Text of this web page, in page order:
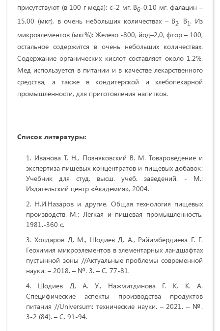
присутствуют (в 100 г меда): с–2 мг, В6–0,10 мг, фалацин –
15,00 (мкг), в очень небольших количествах – В2, В1. Из
микроэлементов (мкг%): Железо -800, йод–2,0, фтор – 100,
остальное содержится в очень небольших количествах.
Содержание органических кислот составляет около 1,2%.
Мед используется в питании и в качестве лекарственного
средства, а также в кондитерской и хлебопекарной
промышленности, для приготовления напитков.
Cписок литературы:
Иванова Т. Н., Позняковский В. М. Товароведение и
экспертиза пищевых концентратов и пищевых добавок:
Учебник для студ. высш. учеб. заведений. - М.:
Издательский центр «Академия», 2004.
Н.И.Назаров и другие. Общая технология пищевых
производств.-М.: Легкая и пищевая промышленность,
1981.-360 с.
Холдаров Д. М., Шодиев Д. А., Райимбердиева Г. Г.
Геохимия микроэлементов в элементарных ландшафтах
пустынной зоны //Актуальные проблемы современной
науки. – 2018. – №. 3. – С. 77-81.
Шодиев Д. А. У., Нажмитдинова Г. К. К. А.
Специфические аспекты производства продуктов
питания //Universum: технические науки. – 2021. – №.
3-2 (84). – С. 91-94.